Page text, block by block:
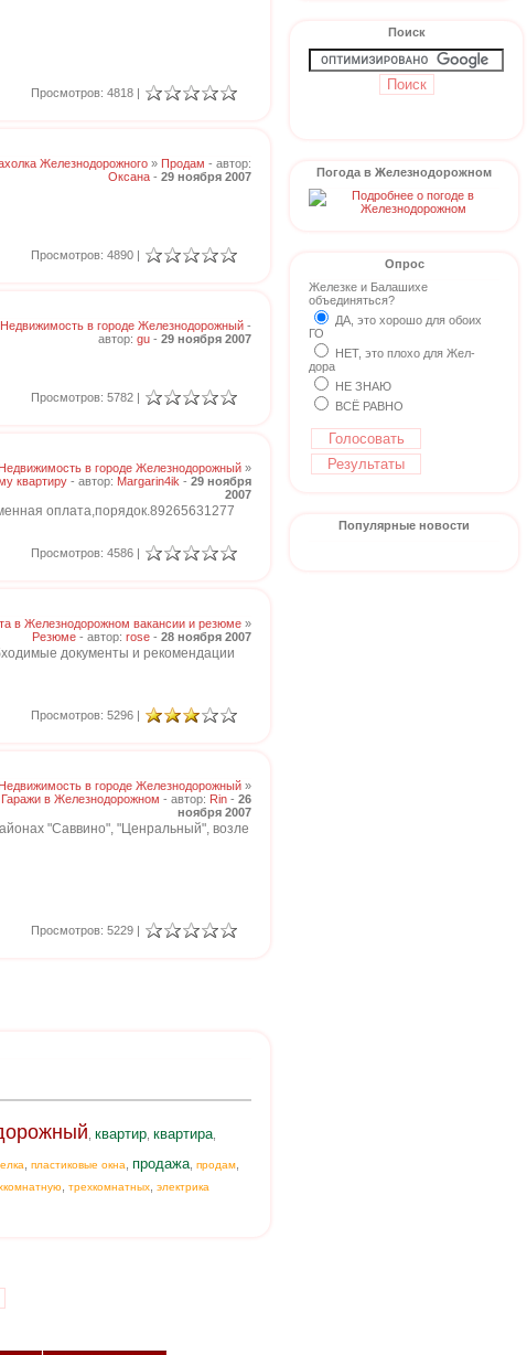
Просмотров: 4818 |
Железнодорожного » Продам - автор:
Оксана - 29 ноября 2007
Просмотров: 4890 |
Недвижимость в городе Железнодорожный -
автор: gu - 29 ноября 2007
Просмотров: 5782 |
Недвижимость в городе Железнодорожный »
квартиру - автор: Margarin4ik - 29 ноября
2007
оплата,порядок.89265631277
Просмотров: 4586 |
в Железнодорожном вакансии и резюме »
Резюме - автор: rose - 28 ноября 2007
документы и рекомендации
Просмотров: 5296 |
Недвижимость в городе Железнодорожный »
Гаражи в Железнодорожном - автор: Rin - 26
ноября 2007
"Саввино", "Ценральный", возле
Просмотров: 5229 |
квартир, квартира,
пластиковые окна продажа продам
трехкомнатных электрика
Поиск
Погода в Железнодорожном
Опрос
Железке и Балашихе
объединяться?
ДА, это хорошо для обоих
ГО
НЕТ, это плохо для Жел-
дора
НЕ ЗНАЮ
ВСЁ РАВНО
Популярные новости